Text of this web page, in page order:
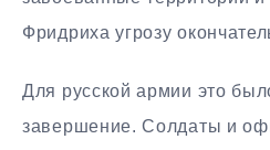
Фридриха угрозу
Для русской армии это
завершение. Солдаты и